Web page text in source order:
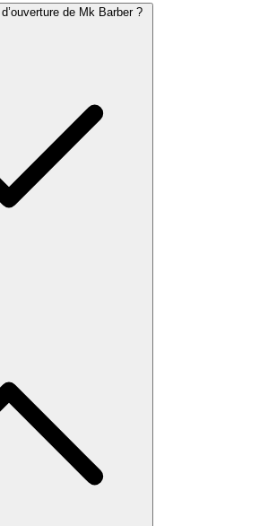
de Mk Barber ?